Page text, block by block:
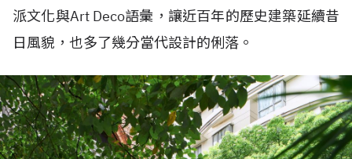
派文化與Art Deco語彙，讓近百年的歷史建築延續昔
日風貌，也多了幾分當代設計的俐落。